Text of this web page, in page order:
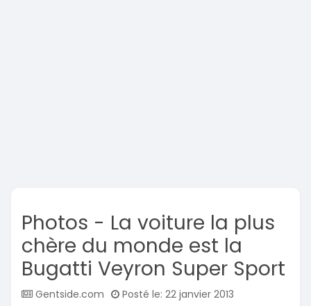
Photos - La voiture la plus
chère du monde est la
Bugatti Veyron Super Sport
Gentside.com Posté le: 22 janvier 2013